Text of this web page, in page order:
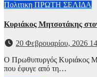
Πολιτικη ΠΡΩΤΗ ΣΕΛΙΔΑ
Κυριάκος Μητσοτάκης
20 Φεβρουαρίου, 2026
Ο Πρωθυπυργός Κυριάκος
που έφυγε από τη…